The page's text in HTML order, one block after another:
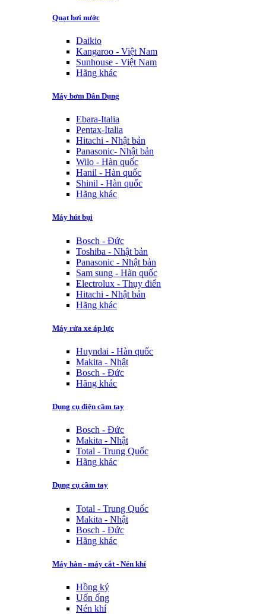
Quạt hơi nước
Daikio
Kangaroo - Việt Nam
Sunhouse - Việt Nam
Hãng khác
Máy bơm Dân Dụng
Ebara-Italia
Pentax-Italia
Hitachi - Nhật bản
Panasonic- Nhật bản
Wilo - Hàn quốc
Hanil - Hàn quốc
Shinil - Hàn quốc
Hãng khác
Máy hút bụi
Bosch - Đức
Toshiba - Nhật bản
Panasonic - Nhật bản
Sam sung - Hàn quốc
Electrolux - Thụy điển
Hitachi - Nhật bản
Hãng khác
Máy rửa xe áp lực
Huyndai - Hàn quốc
Makita - Nhật
Bosch - Đức
Hãng khác
Dụng cụ điện cầm tay
Bosch - Đức
Makita - Nhật
Total - Trung Quốc
Hãng khác
Dụng cụ cầm tay
Total - Trung Quốc
Makita - Nhật
Bosch - Đức
Hãng khác
Máy hàn - máy cắt - Nén khí
Hồng ký
Uốn ống
Nén khí